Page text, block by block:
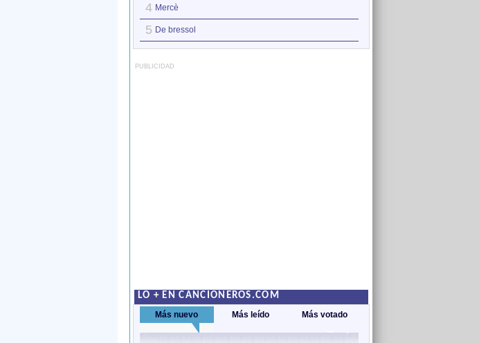
4 Mercè
5 De bressol
PUBLICIDAD
LO + EN CANCIONEROS.COM
Más nuevo Más leído Más votado